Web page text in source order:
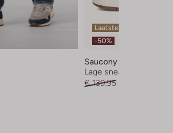
Laatste items
-50%
Saucony
Lage sneakers
€ 139,95